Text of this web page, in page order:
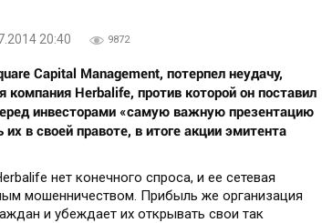
20:40 9872
Capital Management, потерпел неудачу,
компания Herbalife, против которой он поставил
инвесторами «самую важную презентацию
в своей правоте, в итоге акции эмитента
нет конечного спроса, и ее сетевая
мошенничеством. Прибыль же организация
и убеждает их открывать свои так